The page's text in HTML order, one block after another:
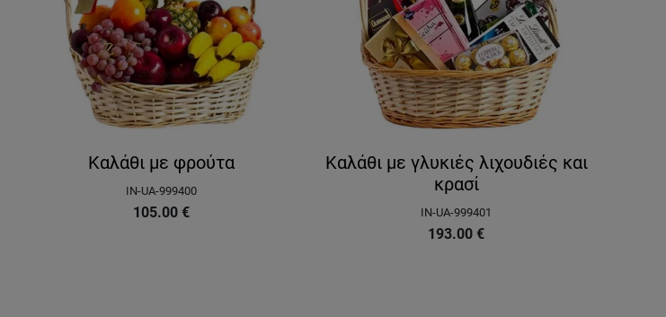
Καλάθι με φρούτα
IN-UA-999400
105.00 €
Καλάθι με γλυκιές λιχουδιές και
κρασί
IN-UA-999401
193.00 €